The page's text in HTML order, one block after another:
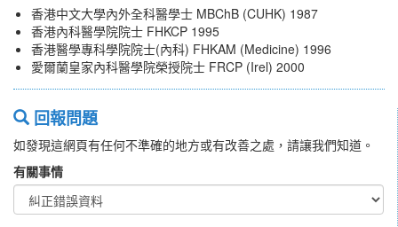
香港中文大學內外全科醫學士 MBChB (CUHK) 1987
香港內科醫學院院士 FHKCP 1995
香港醫學專科學院院士(內科) FHKAM (Medicine) 1996
愛爾蘭皇家內科醫學院榮授院士 FRCP (Irel) 2000
回報問題
如發現這網頁有任何不準確的地方或有改善之處，請讓我們知道。
有關事情